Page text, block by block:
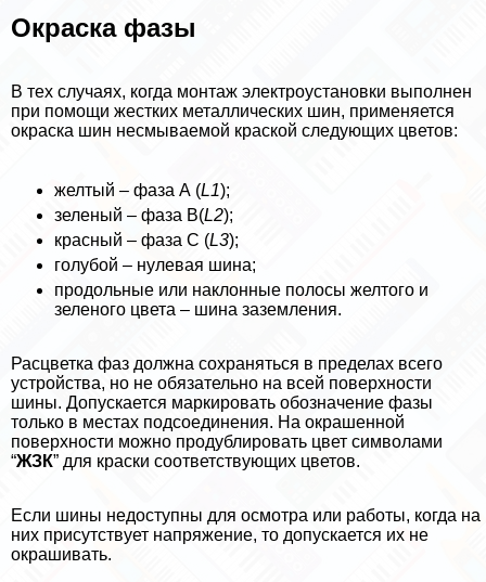
Окраска фазы
В тех случаях, когда монтаж электроустановки выполнен
при помощи жестких металлических шин, применяется
окраска шин несмываемой краской следующих цветов:
желтый – фаза А (L1);
зеленый – фаза В(L2);
красный – фаза С (L3);
гoлyбой – нулевая шина;
продольные или наклонные полосы желтого и
зеленого цвета – шина заземления.
Расцветка фаз должна сохраняться в пределах всего
устройства, но не обязательно на всей поверхности
шины. Допускается маркировать обозначение фазы
только в местах подсоединения. На окрашенной
поверхности можно продублировать цвет символами
“ЖЗК” для краски соответствующих цветов.
Если шины недоступны для осмотра или работы, когда на
них присутствует напряжение, то допускается их не
окрашивать.